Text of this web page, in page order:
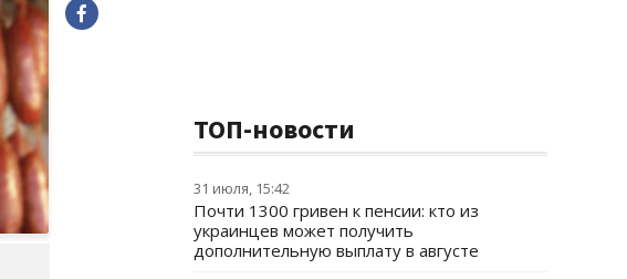
ТОП-новости
31 июля, 15:42
Почти 1300 гривен к пенсии: кто из
украинцев может получить
дополнительную выплату в августе